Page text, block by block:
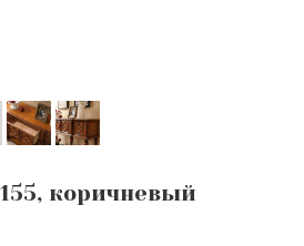
коричневый